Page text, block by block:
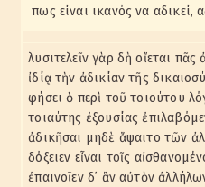
πως είναι ικανός να αδικεί,
λυσιτελεῖν γὰρ δὴ οἴεται
ἰδίᾳ τὴν ἀδικίαν τῆς
φήσει ὁ περὶ τοῦ τοιούτου
τοιαύτης ἐξουσίας
ἀδικῆσαι μηδὲ ἅψαιτο τῶν
δόξειεν εἶναι τοῖς
ἐπαινοῖεν δ᾽ ἂν αὐτὸν